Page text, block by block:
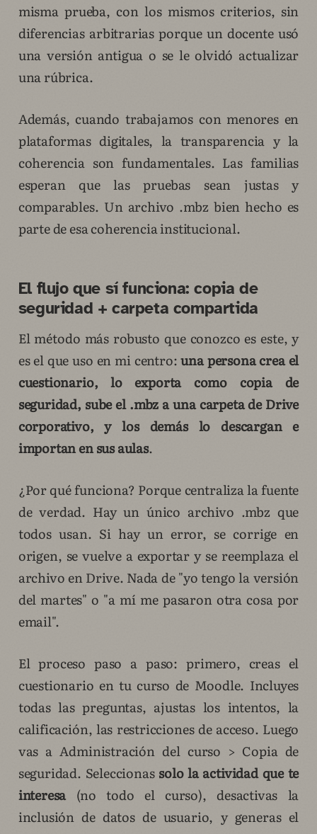
misma prueba, con los mismos criterios, sin
diferencias arbitrarias porque un docente usó
una versión antigua o se le olvidó actualizar
una rúbrica.
Además, cuando trabajamos con menores en
plataformas digitales, la transparencia y la
coherencia son fundamentales. Las familias
esperan que las pruebas sean justas y
comparables. Un archivo .mbz bien hecho es
parte de esa coherencia institucional.
El flujo que sí funciona: copia de
seguridad + carpeta compartida
El método más robusto que conozco es este, y
es el que uso en mi centro:una persona crea el
cuestionario, lo exporta como copia de
seguridad, sube el .mbz a una carpeta de Drive
corporativo, y los demás lo descargan e
importan en sus aulas.
¿Por qué funciona? Porque centraliza la fuente
de verdad. Hay un único archivo .mbz que
todos usan. Si hay un error, se corrige en
origen, se vuelve a exportar y se reemplaza el
archivo en Drive. Nada de "yo tengo la versión
del martes" o "a mí me pasaron otra cosa por
email".
El proceso paso a paso: primero, creas el
cuestionario en tu curso de Moodle. Incluyes
todas las preguntas, ajustas los intentos, la
calificación, las restricciones de acceso. Luego
vas a Administración del curso > Copia de
seguridad. Seleccionas solo la actividad que te
interesa(no todo el curso), desactivas la
inclusión de datos de usuario, y generas el